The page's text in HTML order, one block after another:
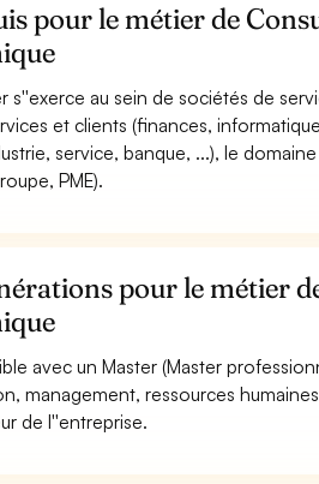
pour le métier de
s''exerce au sein de sociétés de
et clients (finances,
service, banque, ...), le
PME).
pour le métier
avec un Master (Master
management, ressources
de l''entreprise.